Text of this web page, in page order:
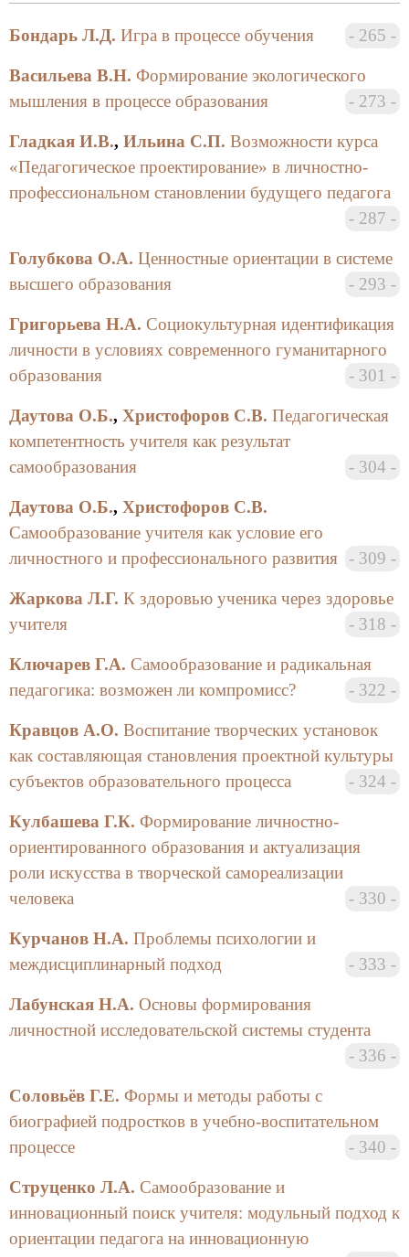
«Фундаментальные вопросы образования», говорит
междисциплинарной области знания —
образованиеведения. Теоретической основой
супругов Рерих. Образованиеведение — не то же
самое, что возникшая на Западе эдукология,
предмет которой гораздо уже. Оно призвано
способствовать его восхождению в «надмирные
сферы».
Новая педагогика должна складываться на путях
«духовного синтеза», ведь российское образование
в XXI веке ждет, по мнению автора, некий всплеск
духовности, и особую роль в этих условиях,
вероятно, приобретет фигура Учителя как
духовного вождя.
Заховаева А.Г. предлагает в своем выступлении
результат реализации принципов развивающегося
обучения через искусство» синтетическую модель
воспитания и образования детей. Стержень
идей развивающего обучения, теории эстетического
воспитания и концепции гуманизации личности.
детского творчества. Результатом применения
данной синтетической гуманизирующей модели
структуры Я-концепции, обретение новых
духовных ориентиров в жизни.
Козлова О.П. посвящает свою статью (без
названия) проблемам взаимоотношений между
детьми, родителями и школой в образовательном
процессе. Автор делает главный вывод о том, что в
системе взаимосвязей и взаимодействий субъектов
образовательной сферы огромную роль играют
продукции», экспертов качества и инвесторов
«образовательного производства». Задача школы —
контактирование с родителями как с авторами
образовательного процесса в экономическом плане.
нарративы как средство активизации современного
процесса обучения. Преподавателям на заметку…»
основывается на понимании нарратива как
что-то произошло». В этой связи автор высоко
оценивает умение преподавателя рассказывать
речи афоризмы. И то и другое характеризуется как
Бондарь Л.Д. Игра в процессе обучения 265
Васильева В.Н. Формирование экологического
мышления в процессе образования
273
Гладкая И.В., Ильина С.П. Возможности курса
«Педагогическое проектирование» в личностно-
профессиональном становлении будущего педагога
287
Голубкова О.А. Ценностные ориентации в системе
высшего образования
293
Григорьева Н.А. Социокультурная идентификация
личности в условиях современного гуманитарного
образования
301
Даутова О.Б., Христофоров С.В. Педагогическая
компетентность учителя как результат
самообразования
304
Даутова О.Б., Христофоров С.В.
Самообразование учителя как условие его
личностного и профессионального развития
309
Жаркова Л.Г. К здоровью ученика через здоровье
учителя
318
Ключарев Г.А. Самообразование и радикальная
педагогика: возможен ли компромисс?
322
Кравцов А.О. Воспитание творческих установок
как составляющая становления проектной культуры
субъектов образовательного процесса
324
Кулбашева Г.К. Формирование личностно-
ориентированного образования и актуализация
роли искусства в творческой самореализации
человека
330
Курчанов Н.А. Проблемы психологии и
междисциплинарный подход
333
Лабунская Н.А. Основы формирования
личностной исследовательской системы студента
336
Соловьёв Г.Е. Формы и методы работы с
биографией подростков в учебно-воспитательном
процессе
340
Струценко Л.А. Cамообразование и
инновационный поиск учителя: модульный подход к
ориентации педагога на инновационную